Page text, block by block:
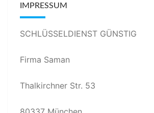
IMPRESSUM
SCHLÜSSELDIENST GÜNSTIG
Firma Saman
Thalkirchner Str. 53